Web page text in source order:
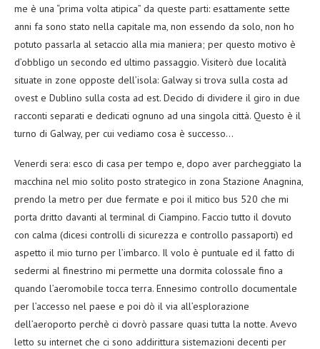
me è una “prima volta atipica” da queste parti: esattamente sette
anni fa sono stato nella capitale ma, non essendo da solo, non ho
potuto passarla al setaccio alla mia maniera; per questo motivo è
d’obbligo un secondo ed ultimo passaggio. Visiterò due località
situate in zone opposte dell’isola: Galway si trova sulla costa ad
ovest e Dublino sulla costa ad est. Decido di dividere il giro in due
racconti separati e dedicati ognuno ad una singola città. Questo è il
turno di Galway, per cui vediamo cosa è successo…
Venerdi sera: esco di casa per tempo e, dopo aver parcheggiato la
macchina nel mio solito posto strategico in zona Stazione Anagnina,
prendo la metro per due fermate e poi il mitico bus 520 che mi
porta dritto davanti al terminal di Ciampino. Faccio tutto il dovuto
con calma (dicesi controlli di sicurezza e controllo passaporti) ed
aspetto il mio turno per l’imbarco. Il volo è puntuale ed il fatto di
sedermi al finestrino mi permette una dormita colossale fino a
quando l’aeromobile tocca terra. Ennesimo controllo documentale
per l’accesso nel paese e poi dò il via all’esplorazione
dell’aeroporto perchè ci dovrò passare quasi tutta la notte. Avevo
letto su internet che ci sono addirittura sistemazioni decenti per